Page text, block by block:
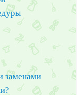
заменами